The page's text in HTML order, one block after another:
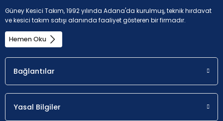
Güney Kesici Takım, 1992 yılında Adana'da kurulmuş, teknik hırdavat
ve kesici takım satışı alanında faaliyet gösteren bir firmadır.
Hemen Oku
Bağlantılar
Yasal Bilgiler